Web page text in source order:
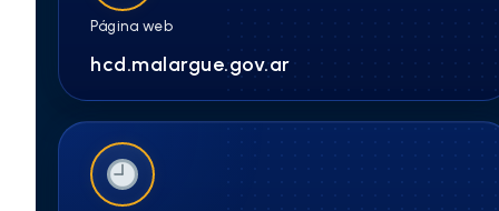
Página web
hcd.malargue.gov.ar